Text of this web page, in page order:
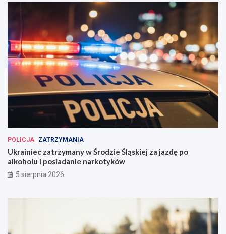
POLICJA ZATRZYMANIA
Ukrainiec zatrzymany w Środzie Śląskiej za jazdę po
alkoholu i posiadanie narkotyków
5 sierpnia 2026